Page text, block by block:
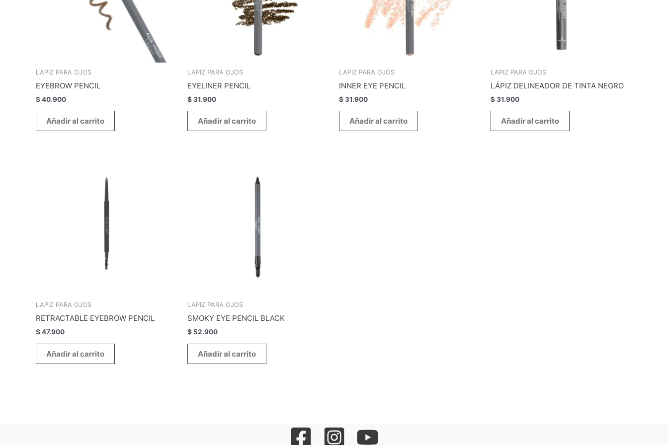
LAPIZ PARA OJOS
EYEBROW PENCIL
$40.900
Añadir al carrito
LAPIZ PARA OJOS
EYELINER PENCIL
$31.900
Añadir al carrito
LAPIZ PARA OJOS
INNER EYE PENCIL
$31.900
Añadir al carrito
LAPIZ PARA OJOS
LÁPIZ DELINEADOR DE TINTA NEGRO
$31.900
Añadir al carrito
LAPIZ PARA OJOS
RETRACTABLE EYEBROW PENCIL
$47.900
Añadir al carrito
LAPIZ PARA OJOS
SMOKY EYE PENCIL BLACK
$ 52.900
Añadir al carrito